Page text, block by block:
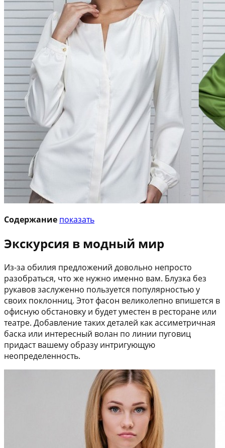
Содержание показать
Экскурсия в модный мир
Из-за обилия предложений довольно непросто
разобраться, что же нужно именно вам. Блузка без
рукавов заслуженно пользуется популярностью у
своих поклонниц. Этот фасон великолепно впишется в
офисную обстановку и будет уместен в ресторане или
театре. Добавление таких деталей как ассиметричная
баска или интересный волан по линии пуговиц
придаст вашему образу интригующую
неопределенность.